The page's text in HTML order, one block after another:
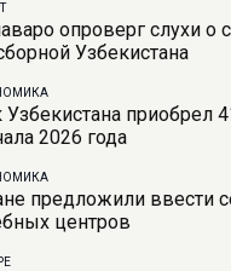
опроверг слухи о
Узбекистана
Узбекистана приобрел
2026 года
предложили ввести
центров